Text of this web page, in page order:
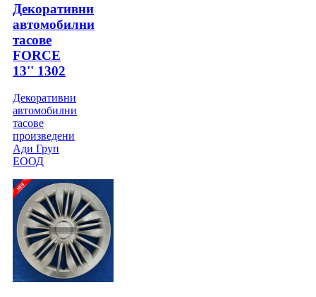
Декоративни
автомобилни
тасове
FORCE
13'' 1302
Декоративни
автомобилни
тасове
произведени
Ади Груп
ЕООД